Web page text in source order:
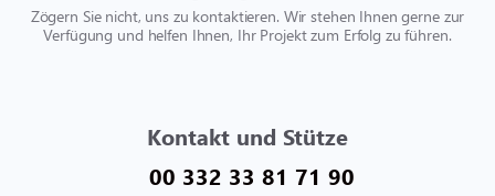
Zögern Sie nicht, uns zu kontaktieren. Wir stehen Ihnen gerne zur
Verfügung und helfen Ihnen, Ihr Projekt zum Erfolg zu führen.
Kontakt und Stütze
00 332 33 81 71 90